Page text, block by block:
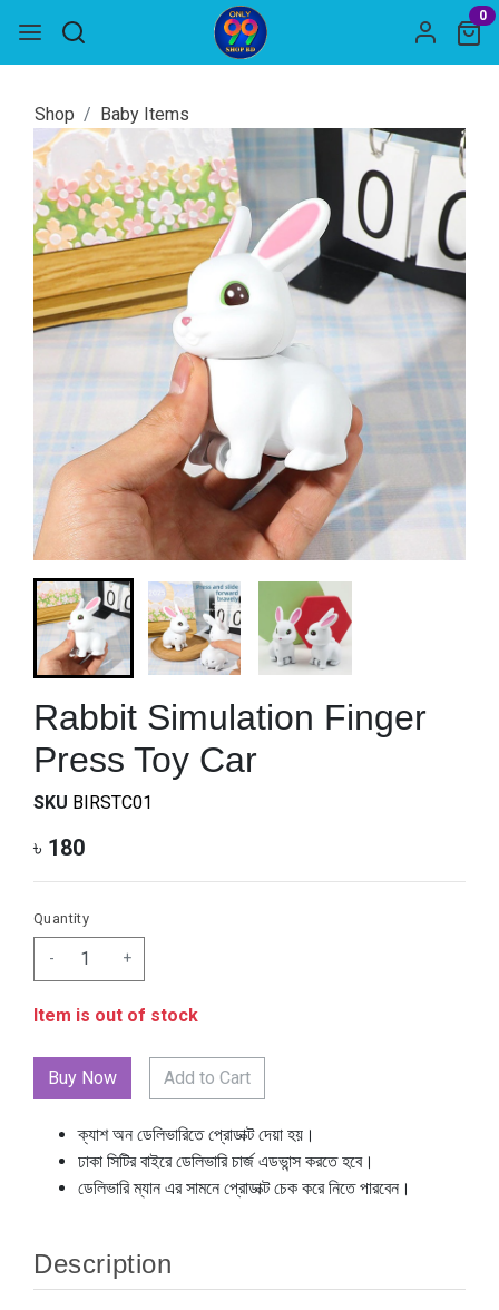
0
Shop Baby Items
Rabbit Simulation Finger
Press Toy Car
SKU BIRSTC01
৳ 180
Quantity
- +
Item is out of stock
Add to Cart
ক্যাশ অন ডেলিভারিতে প্রোডাক্ট দেয়া হয়।
ঢাকা সিটির বাইরে ডেলিভারি চার্জ এডভান্স করতে হবে।
ডেলিভারি ম্যান এর সামনে প্রোডাক্ট চেক করে নিতে পারবেন।
Description